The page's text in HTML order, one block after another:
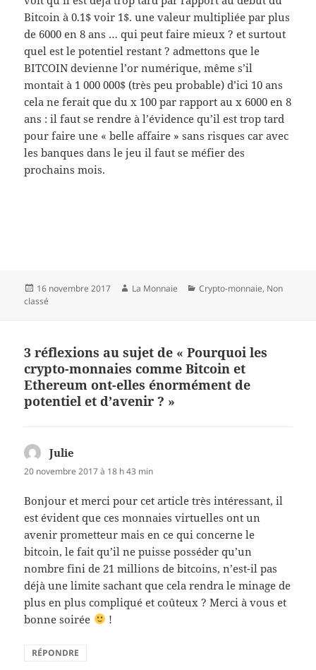
Bitcoin à 0.1$ voir 1$. une valeur multipliée par plus
de 6000 en 8 ans … qui peut faire mieux ? et surtout
quel est le potentiel restant ? admettons que le
BITCOIN devienne l’or numérique, même s’il
montait à 1 000 000$ (très peu probable) d’ici 10 ans
cela ne ferait que du x 100 par rapport au x 6000 en 8
ans : il faut se rendre à l’évidence qu’il est trop tard
pour faire une « belle affaire » sans risques car avec
les banques dans le jeu il faut se méfier des
prochains mois.
Publié
le
16 novembre 2017 Auteur
La Monnaie Catégories
Crypto-monnaie, Non
classé
3 réflexions au sujet de « Pourquoi les
crypto-monnaies comme Bitcoin et
Ethereum ont-elles énormément de
potentiel et d’avenir ? »
Julie
20 novembre 2017 à 18 h 43 min
Bonjour et merci pour cet article très intéressant, il
est évident que ces monnaies virtuelles ont un
avenir prometteur mais en ce qui concerne le
bitcoin, le fait qu’il ne puisse posséder qu’un
nombre fini de 21 millions de bitcoins, n’est-il pas
déjà une limite sachant que cela rendra le minage de
plus en plus compliqué et coûteux ? Merci à vous et
bonne soirée
!
RÉPONDRE